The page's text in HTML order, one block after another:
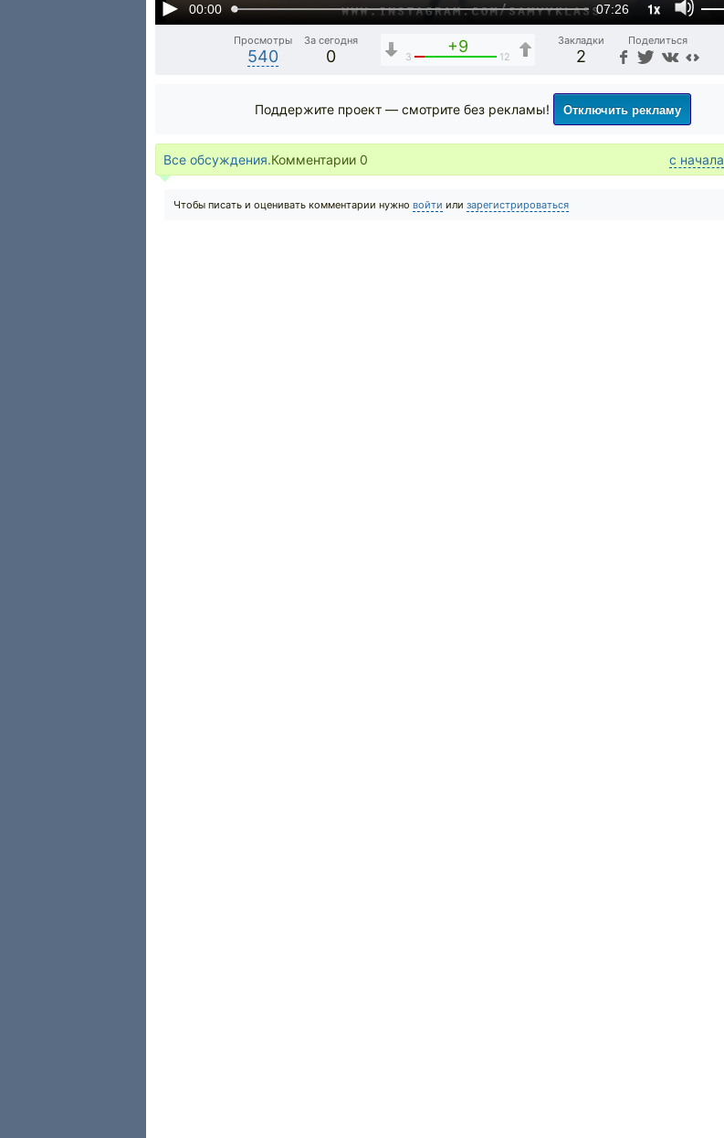
00:00 07:26 1x
Просмотры
540
За сегодня
0
+9
3 12
Закладки
2
Поделиться
Поддержите проект — смотрите без рекламы! Отключить рекламу
Все обсуждения.Комментарии 0 с начала
Чтобы писать и оценивать комментарии нужно войти или зарегистрироваться